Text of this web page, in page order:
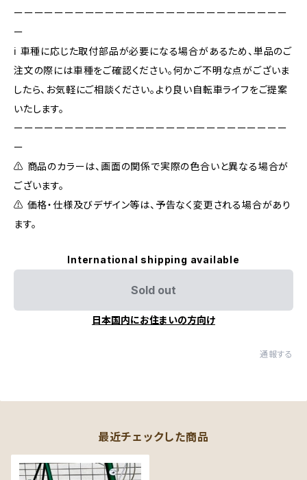
ーーーーーーーーーーーーーーーーーーーーーーーーーーー
ー
ℹ️ 車種に応じた取付部品が必要になる場合があるため、単品のご
注文の際には車種をご確認ください。何かご不明な点がございま
したら、お気軽にご相談ください。より良い自転車ライフをご提案
いたします。
ーーーーーーーーーーーーーーーーーーーーーーーーーーー
ー
⚠️ 商品のカラーは、画面の関係で実際の色合いと異なる場合が
ございます。
⚠️ 価格・仕様及びデザイン等は、予告なく変更される場合があり
ます。
International shipping available
Sold out
日本国内にお住まいの方向け
通報する
最近チェックした商品